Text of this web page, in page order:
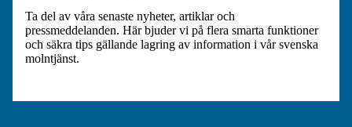
Ta del av våra senaste nyheter, artiklar och
pressmeddelanden. Här bjuder vi på flera smarta funktioner
och säkra tips gällande lagring av information i vår svenska
molntjänst.